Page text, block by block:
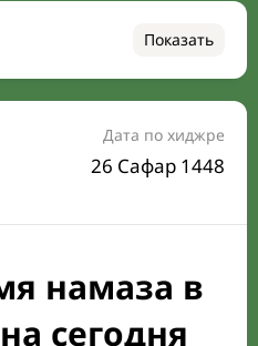
Показать
на сегодня
комнаты
Дата по хиджре
26 Сафар 1448
намаза в
сегодня